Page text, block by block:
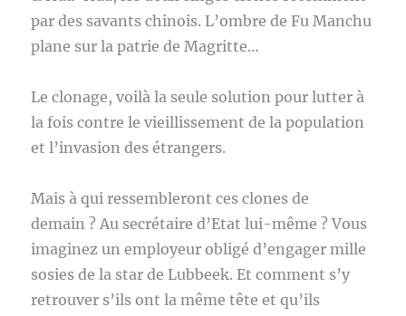
par des savants chinois. L’ombre de Fu Manchu
plane sur la patrie de Magritte…
Le clonage, voilà la seule solution pour lutter à
la fois contre le vieillissement de la population
et l’invasion des étrangers.
Mais à qui ressembleront ces clones de
demain ? Au secrétaire d’Etat lui-même ? Vous
imaginez un employeur obligé d’engager mille
sosies de la star de Lubbeek. Et comment s’y
retrouver s’ils ont la même tête et qu’ils